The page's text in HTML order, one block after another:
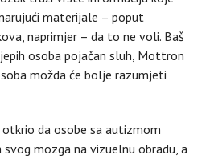
materijale – poput
naprimjer – da to ne voli. Baš
osoba pojačan sluh, Mottron
možda će bolje razumjeti
da osobe sa autizmom
mozga na vizuelnu obradu, a